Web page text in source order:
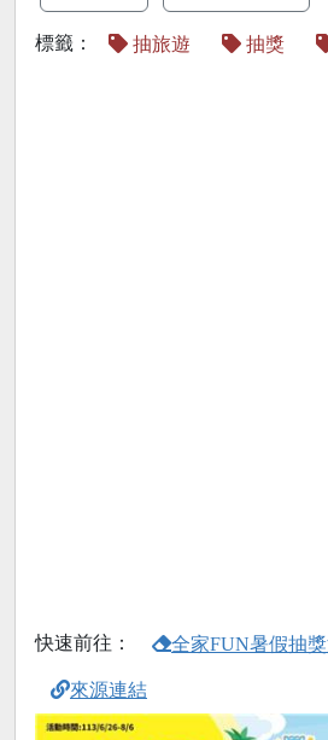
標籤： 抽旅遊 抽獎
快速前往： 全家FUN暑假抽
來源連結